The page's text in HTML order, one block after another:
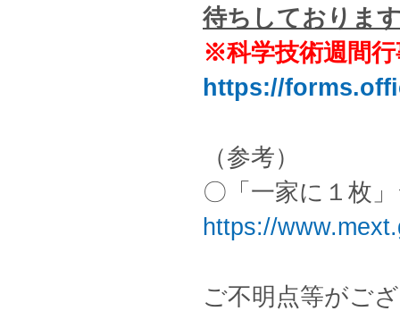
待ちしておりま
※科学技術週間
https://
（参考）
〇「一家に１枚
https://
ご不明点等がご